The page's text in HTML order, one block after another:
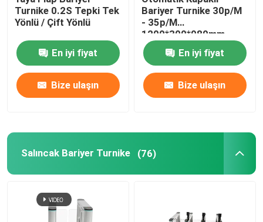
Kayar Turnike
Yol Bariyeri Kapısı
Turnike 0.2S Tepki Tek
Yönlü / Çift Yönlü
En iyi fiyat
Bize ulaşın
Bariyer Turnike 30p/M
- 35p/M
1200*300*980mm
En iyi fiyat
Bize ulaşın
Salıncak Bariyer Turnike (76)